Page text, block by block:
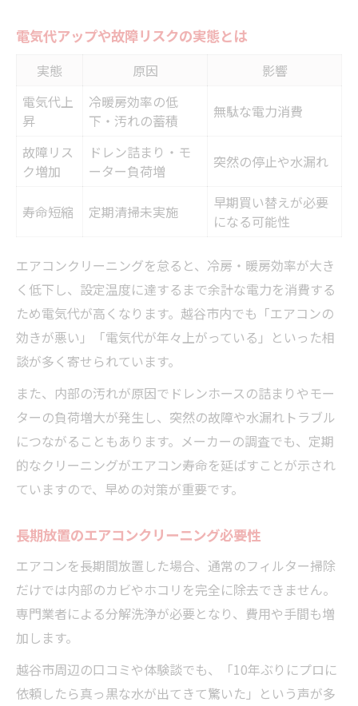
電気代アップや故障リスクの実態とは
実態 原因
影響
電気代上
昇
冷暖房効率の低
下・汚れの蓄積
無駄な電力消費
故障リス
ク増加
ドレン詰まり・モ
ーター負荷増
突然の停止や水漏れ
寿命短縮 定期清掃未実施
早期買い替えが必要
になる可能性
エアコンクリーニングを怠ると、冷房・暖房効率が大き
く低下し、設定温度に達するまで余計な電力を消費する
ため電気代が高くなります。越谷市内でも「エアコンの
効きが悪い」「電気代が年々上がっている」といった相
談が多く寄せられています。
また、内部の汚れが原因でドレンホースの詰まりやモー
ターの負荷増大が発生し、突然の故障や水漏れトラブル
につながることもあります。メーカーの調査でも、定期
的なクリーニングがエアコン寿命を延ばすことが示され
ていますので、早めの対策が重要です。
長期放置のエアコンクリーニング必要性
エアコンを長期間放置した場合、通常のフィルター掃除
だけでは内部のカビやホコリを完全に除去できません。
専門業者による分解洗浄が必要となり、費用や手間も増
加します。
越谷市周辺の口コミや体験談でも、「10年ぶりにプロに
依頼したら真っ黒な水が出てきて驚いた」という声が多